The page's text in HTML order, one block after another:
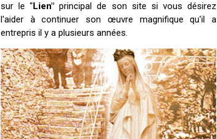
sur le "Lien" principal de son site si vous désirez
l'aider à continuer son œuvre magnifique qu'il a
entrepris il y a plusieurs années.